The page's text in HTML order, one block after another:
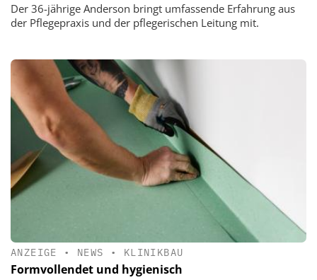
Der 36-jährige Anderson bringt umfassende Erfahrung aus
der Pflegepraxis und der pflegerischen Leitung mit.
ANZEIGE • NEWS • KLINIKBAU
Formvollendet und hygienisch